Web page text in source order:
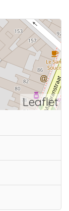
Leaflet